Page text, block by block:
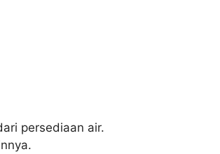
persediaan air.